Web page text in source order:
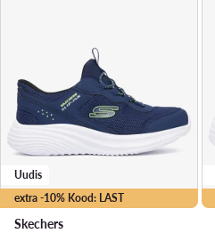
extra -10% Kood: LAST
Uudis
Skechers